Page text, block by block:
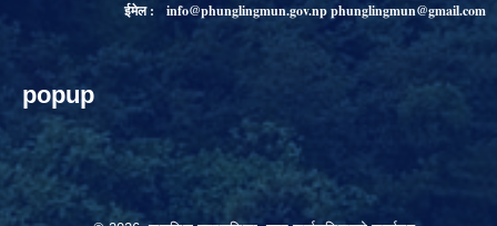
ईमेल :
info@phunglingmun.gov.npphunglingmun@gmail.com
popup